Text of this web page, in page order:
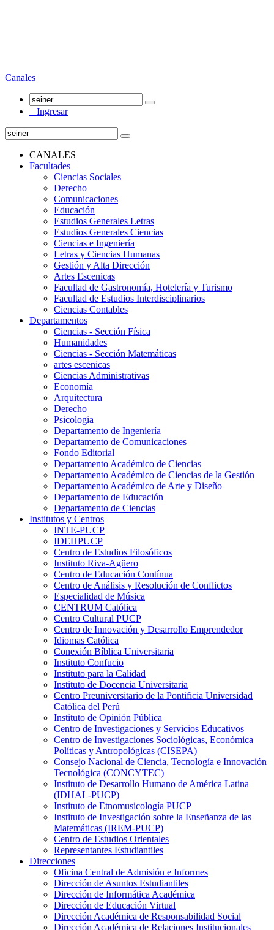
Canales
Ingresar
CANALES
Facultades
Ciencias Sociales
Derecho
Comunicaciones
Educación
Estudios Generales Letras
Estudios Generales Ciencias
Ciencias e Ingeniería
Letras y Ciencias Humanas
Gestión y Alta Dirección
Artes Escenicas
Facultad de Gastronomía, Hotelería y Turismo
Facultad de Estudios Interdisciplinarios
Ciencias Contables
Departamentos
Ciencias - Sección Física
Humanidades
Ciencias - Sección Matemáticas
artes escenicas
Ciencias Administrativas
Economía
Arquitectura
Derecho
Psicologia
Departamento de Ingeniería
Departamento de Comunicaciones
Fondo Editorial
Departamento Académico de Ciencias
Departamento Académico de Ciencias de la Gestión
Departamento Académico de Arte y Diseño
Departamento de Educación
Departamento de Ciencias
Institutos y Centros
INTE-PUCP
IDEHPUCP
Centro de Estudios Filosóficos
Instituto Riva-Agüero
Centro de Educación Contínua
Centro de Análisis y Resolución de Conflictos
Especialidad de Música
CENTRUM Católica
Centro Cultural PUCP
Centro de Innovación y Desarrollo Emprendedor
Idiomas Católica
Conexión Bíblica Universitaria
Instituto Confucio
Instituto para la Calidad
Instituto de Docencia Universitaria
Centro Preuniversitario de la Pontificia Universidad
Católica del Perú
Instituto de Opinión Pública
Centro de Investigaciones y Servicios Educativos
Centro de Investigaciones Sociológicas, Económica
Políticas y Antropológicas (CISEPA)
Consejo Nacional de Ciencia, Tecnología e Innovación
Tecnológica (CONCYTEC)
Instituto de Desarrollo Humano de América Latina
(IDHAL-PUCP)
Instituto de Etnomusicología PUCP
Instituto de Investigación sobre la Enseñanza de las
Matemáticas (IREM-PUCP)
Centro de Estudios Orientales
Representantes Estudiantiles
Direcciones
Oficina Central de Admisión e Informes
Dirección de Asuntos Estudiantiles
Dirección de Informática Académica
Dirección de Educación Virtual
Dirección Académica de Responsabilidad Social
Dirección Académica de Relaciones Institucionales